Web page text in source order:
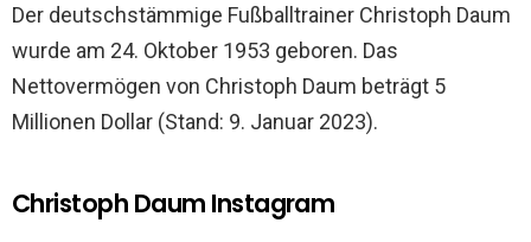
Der deutschstämmige Fußballtrainer Christoph Daum
wurde am 24. Oktober 1953 geboren. Das
Nettovermögen von Christoph Daum beträgt 5
Millionen Dollar (Stand: 9. Januar 2023).
Christoph Daum Instagram